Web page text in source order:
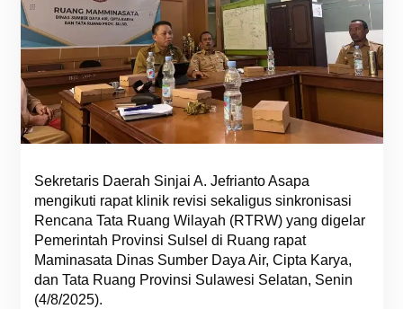
Sekretaris Daerah Sinjai A. Jefrianto Asapa
mengikuti rapat klinik revisi sekaligus sinkronisasi
Rencana Tata Ruang Wilayah (RTRW) yang digelar
Pemerintah Provinsi Sulsel di Ruang rapat
Maminasata Dinas Sumber Daya Air, Cipta Karya,
dan Tata Ruang Provinsi Sulawesi Selatan, Senin
(4/8/2025).